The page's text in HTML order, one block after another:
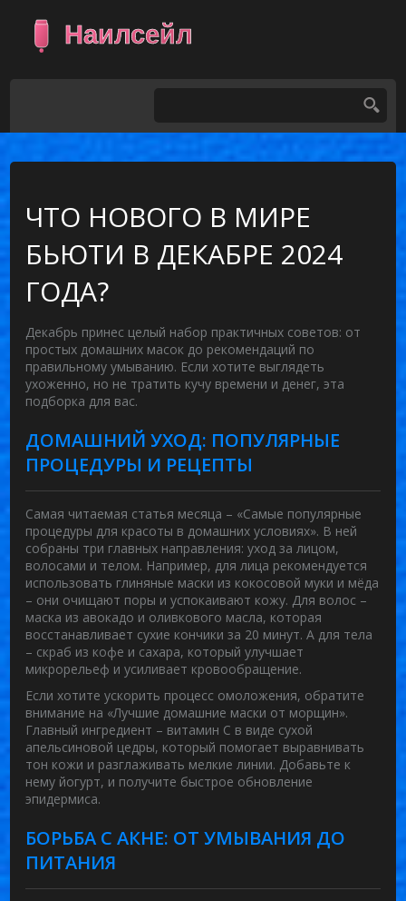
ЧТО НОВОГО В МИРЕ
БЬЮТИ В ДЕКАБРЕ 2024
ГОДА?
Декабрь принес целый набор практичных советов: от
простых домашних масок до рекомендаций по
правильному умыванию. Если хотите выглядеть
ухоженно, но не тратить кучу времени и денег, эта
подборка для вас.
ДОМАШНИЙ УХОД: ПОПУЛЯРНЫЕ
ПРОЦЕДУРЫ И РЕЦЕПТЫ
Самая читаемая статья месяца – «Самые популярные
процедуры для красоты в домашних условиях». В ней
собраны три главных направления: уход за лицом,
волосами и телом. Например, для лица рекомендуется
использовать глиняные маски из кокосовой муки и мёда
– они очищают поры и успокаивают кожу. Для волос –
маска из авокадо и оливкового масла, которая
восстанавливает сухие кончики за 20 минут. А для тела
– скраб из кофе и сахара, который улучшает
микрорельеф и усиливает кровообращение.
Если хотите ускорить процесс омоложения, обратите
внимание на «Лучшие домашние маски от морщин».
Главный ингредиент – витамин С в виде сухой
апельсиновой цедры, который помогает выравнивать
тон кожи и разглаживать мелкие линии. Добавьте к
нему йогурт, и получите быстрое обновление
эпидермиса.
БОРЬБА С АКНЕ: ОТ УМЫВАНИЯ ДО
ПИТАНИЯ